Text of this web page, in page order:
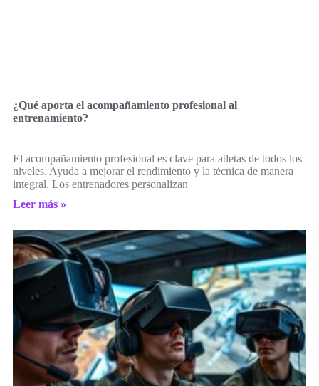
¿Qué aporta el acompañamiento profesional al
entrenamiento?
El acompañamiento profesional es clave para atletas de todos los
niveles. Ayuda a mejorar el rendimiento y la técnica de manera
integral. Los entrenadores personalizan
Leer más »